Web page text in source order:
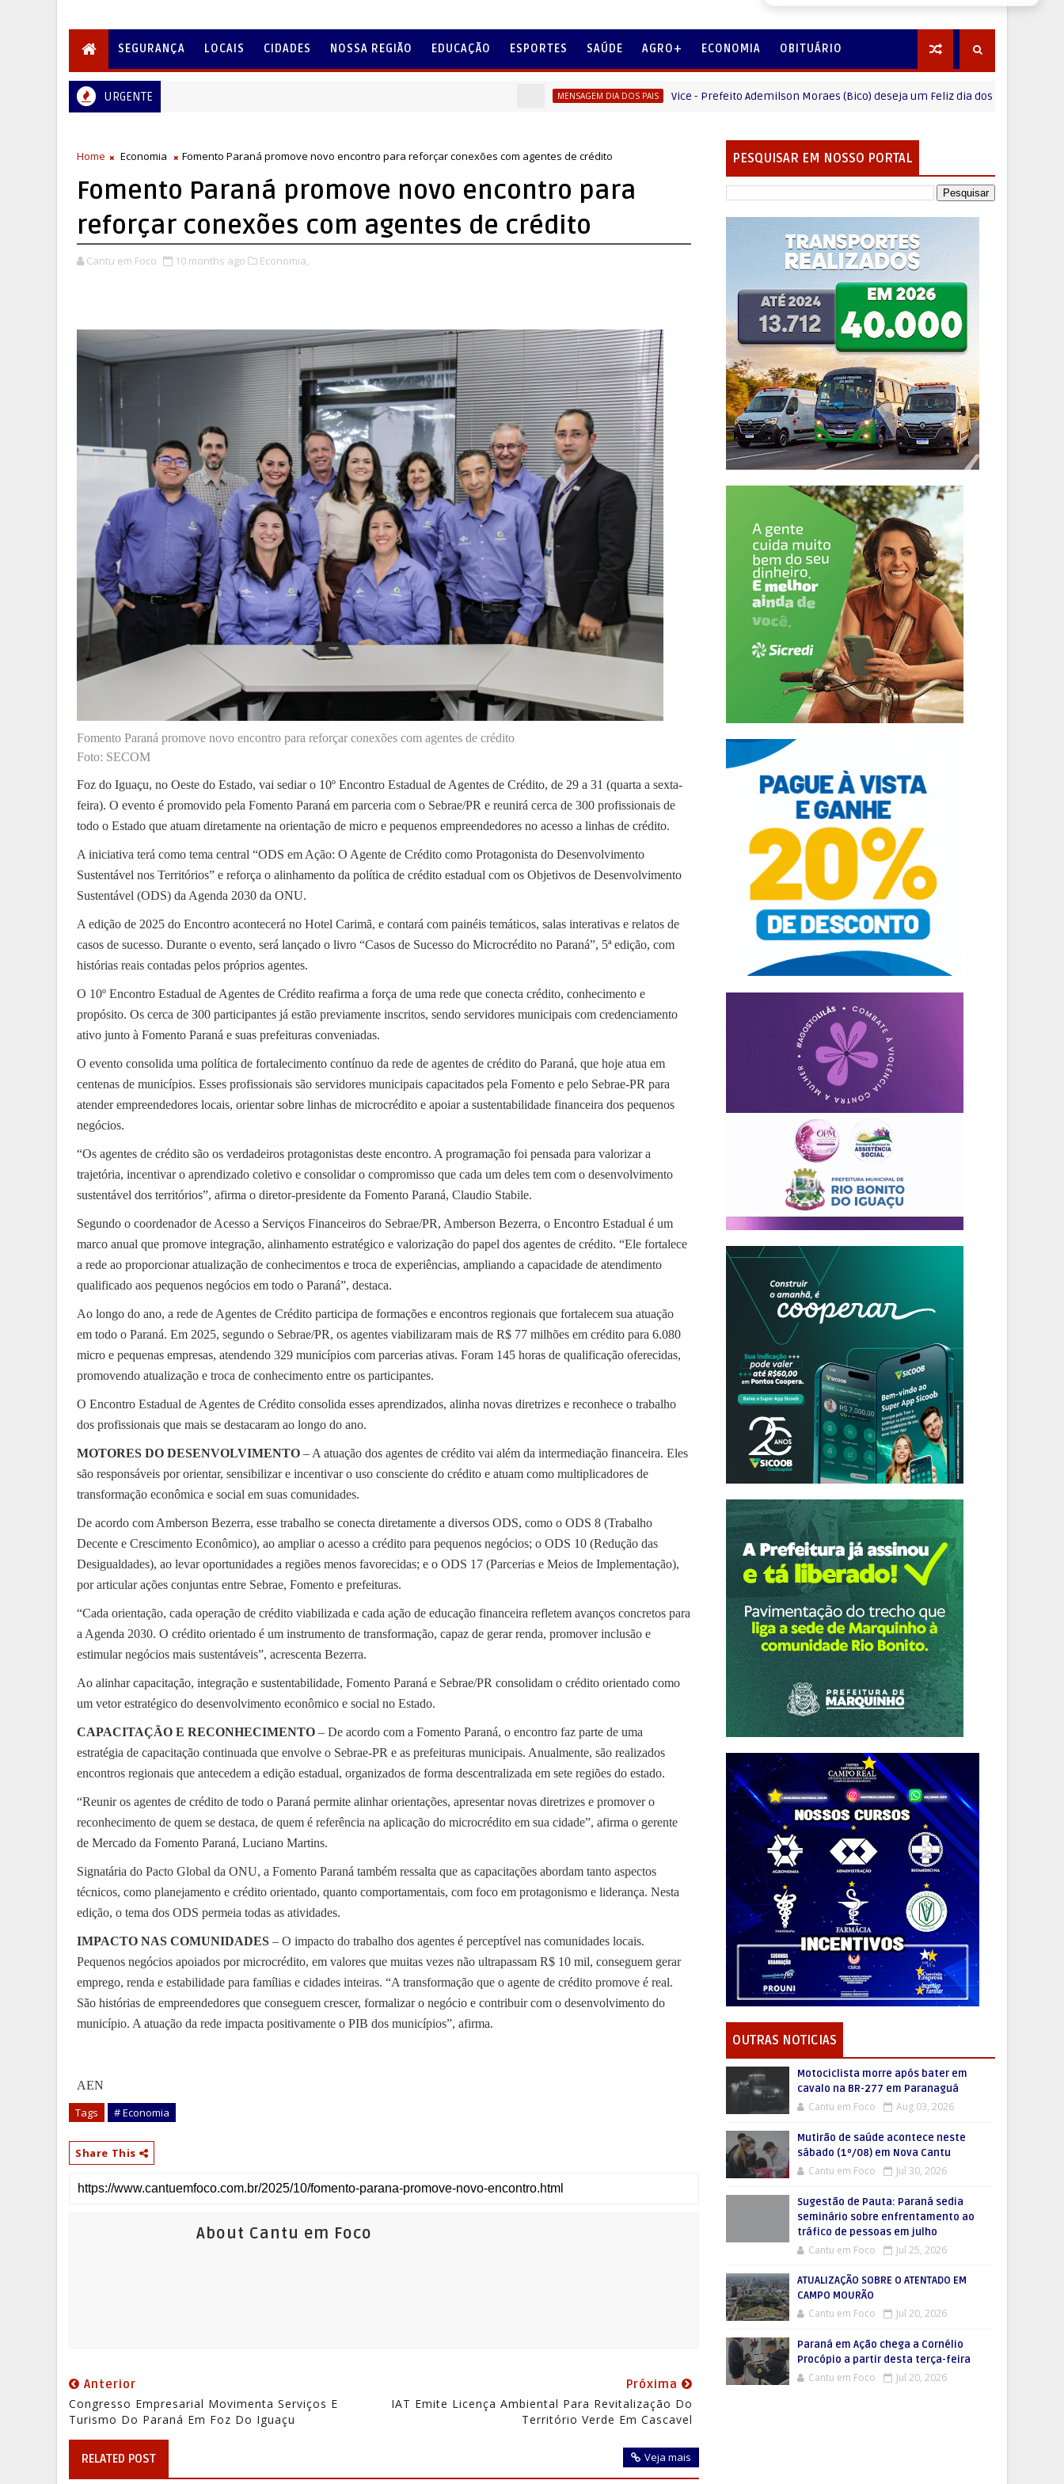
SEGURANÇA LOCAIS CIDADES NOSSA REGIÃO EDUCAÇÃO ESPORTES SAÚDE AGRO+ ECONOMIA OBITUÁRIO
URGENTE MENSAGEM DIA DOS PAIS Vice - Prefeito Ademilson Moraes (Bico) deseja um Feliz dia dos Pais
Home Economia Fomento Paraná promove novo encontro para reforçar conexões com agentes de crédito
Fomento Paraná promove novo encontro para
reforçar conexões com agentes de crédito
Cantu em Foco 10 months ago Economia,
Fomento Paraná promove novo encontro para reforçar conexões com agentes de crédito
Foto: SECOM
Foz do Iguaçu, no Oeste do Estado, vai sediar o 10º Encontro Estadual de Agentes de Crédito, de 29 a 31 (quarta a sexta-
feira). O evento é promovido pela Fomento Paraná em parceria com o Sebrae/PR e reunirá cerca de 300 profissionais de
todo o Estado que atuam diretamente na orientação de micro e pequenos empreendedores no acesso a linhas de crédito.
A iniciativa terá como tema central “ODS em Ação: O Agente de Crédito como Protagonista do Desenvolvimento
Sustentável nos Territórios” e reforça o alinhamento da política de crédito estadual com os Objetivos de Desenvolvimento
Sustentável (ODS) da Agenda 2030 da ONU.
A edição de 2025 do Encontro acontecerá no Hotel Carimã, e contará com painéis temáticos, salas interativas e relatos de
casos de sucesso. Durante o evento, será lançado o livro “Casos de Sucesso do Microcrédito no Paraná”, 5ª edição, com
histórias reais contadas pelos próprios agentes.
O 10º Encontro Estadual de Agentes de Crédito reafirma a força de uma rede que conecta crédito, conhecimento e
propósito. Os cerca de 300 participantes já estão previamente inscritos, sendo servidores municipais com credenciamento
ativo junto à Fomento Paraná e suas prefeituras conveniadas.
O evento consolida uma política de fortalecimento contínuo da rede de agentes de crédito do Paraná, que hoje atua em
centenas de municípios. Esses profissionais são servidores municipais capacitados pela Fomento e pelo Sebrae-PR para
atender empreendedores locais, orientar sobre linhas de microcrédito e apoiar a sustentabilidade financeira dos pequenos
negócios.
“Os agentes de crédito são os verdadeiros protagonistas deste encontro. A programação foi pensada para valorizar a
trajetória, incentivar o aprendizado coletivo e consolidar o compromisso que cada um deles tem com o desenvolvimento
sustentável dos territórios”, afirma o diretor-presidente da Fomento Paraná, Claudio Stabile.
Segundo o coordenador de Acesso a Serviços Financeiros do Sebrae/PR, Amberson Bezerra, o Encontro Estadual é um
marco anual que promove integração, alinhamento estratégico e valorização do papel dos agentes de crédito. “Ele fortalece
a rede ao proporcionar atualização de conhecimentos e troca de experiências, ampliando a capacidade de atendimento
qualificado aos pequenos negócios em todo o Paraná”, destaca.
Ao longo do ano, a rede de Agentes de Crédito participa de formações e encontros regionais que fortalecem sua atuação
em todo o Paraná. Em 2025, segundo o Sebrae/PR, os agentes viabilizaram mais de R$ 77 milhões em crédito para 6.080
micro e pequenas empresas, atendendo 329 municípios com parcerias ativas. Foram 145 horas de qualificação oferecidas,
promovendo atualização e troca de conhecimento entre os participantes.
O Encontro Estadual de Agentes de Crédito consolida esses aprendizados, alinha novas diretrizes e reconhece o trabalho
dos profissionais que mais se destacaram ao longo do ano.
MOTORES DO DESENVOLVIMENTO – A atuação dos agentes de crédito vai além da intermediação financeira. Eles
são responsáveis por orientar, sensibilizar e incentivar o uso consciente do crédito e atuam como multiplicadores de
transformação econômica e social em suas comunidades.
De acordo com Amberson Bezerra, esse trabalho se conecta diretamente a diversos ODS, como o ODS 8 (Trabalho
Decente e Crescimento Econômico), ao ampliar o acesso a crédito para pequenos negócios; o ODS 10 (Redução das
Desigualdades), ao levar oportunidades a regiões menos favorecidas; e o ODS 17 (Parcerias e Meios de Implementação),
por articular ações conjuntas entre Sebrae, Fomento e prefeituras.
“Cada orientação, cada operação de crédito viabilizada e cada ação de educação financeira refletem avanços concretos para
a Agenda 2030. O crédito orientado é um instrumento de transformação, capaz de gerar renda, promover inclusão e
estimular negócios mais sustentáveis”, acrescenta Bezerra.
Ao alinhar capacitação, integração e sustentabilidade, Fomento Paraná e Sebrae/PR consolidam o crédito orientado como
um vetor estratégico do desenvolvimento econômico e social no Estado.
CAPACITAÇÃO E RECONHECIMENTO – De acordo com a Fomento Paraná, o encontro faz parte de uma
estratégia de capacitação continuada que envolve o Sebrae-PR e as prefeituras municipais. Anualmente, são realizados
encontros regionais que antecedem a edição estadual, organizados de forma descentralizada em sete regiões do estado.
“Reunir os agentes de crédito de todo o Paraná permite alinhar orientações, apresentar novas diretrizes e promover o
reconhecimento de quem se destaca, de quem é referência na aplicação do microcrédito em sua cidade”, afirma o gerente
de Mercado da Fomento Paraná, Luciano Martins.
Signatária do Pacto Global da ONU, a Fomento Paraná também ressalta que as capacitações abordam tanto aspectos
técnicos, como planejamento e crédito orientado, quanto comportamentais, com foco em protagonismo e liderança. Nesta
edição, o tema dos ODS permeia todas as atividades.
IMPACTO NAS COMUNIDADES – O impacto do trabalho dos agentes é perceptível nas comunidades locais.
Pequenos negócios apoiados por microcrédito, em valores que muitas vezes não ultrapassam R$ 10 mil, conseguem gerar
emprego, renda e estabilidade para famílias e cidades inteiras. “A transformação que o agente de crédito promove é real.
São histórias de empreendedores que conseguem crescer, formalizar o negócio e contribuir com o desenvolvimento do
município. A atuação da rede impacta positivamente o PIB dos municípios”, afirma.
AEN
Tags # Economia
Share This
About Cantu em Foco
Anterior
Congresso Empresarial Movimenta Serviços E
Turismo Do Paraná Em Foz Do Iguaçu
Próxima
IAT Emite Licença Ambiental Para Revitalização Do
Território Verde Em Cascavel
RELATED POST Veja mais
PESQUISAR EM NOSSO PORTAL
OUTRAS NOTICIAS
Motociclista morre após bater em
cavalo na BR-277 em Paranaguá
Cantu em Foco Aug 03, 2026
Mutirão de saúde acontece neste
sábado (1º/08) em Nova Cantu
Cantu em Foco Jul 30, 2026
Sugestão de Pauta: Paraná sedia
seminário sobre enfrentamento ao
tráfico de pessoas em julho
Cantu em Foco Jul 25, 2026
ATUALIZAÇÃO SOBRE O ATENTADO EM
CAMPO MOURÃO
Cantu em Foco Jul 20, 2026
Paraná em Ação chega a Cornélio
Procópio a partir desta terça-feira
Cantu em Foco Jul 20, 2026